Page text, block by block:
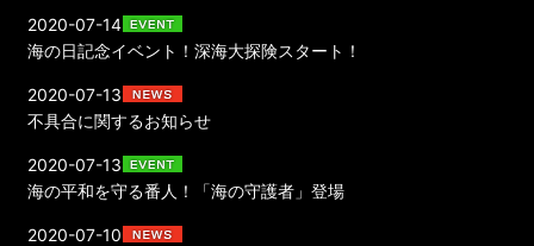
海の日記念イベント！深海大探険スタート！
2020-07-14
不具合に関するお知らせ
2020-07-13
海の平和を守る番人！「海の守護者」登場
2020-07-13
2020-07-10